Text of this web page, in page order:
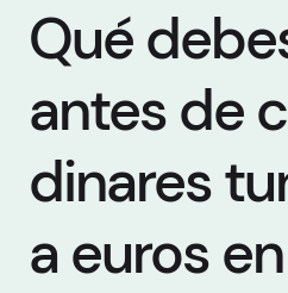
Qué
antes de
dinares
a euros